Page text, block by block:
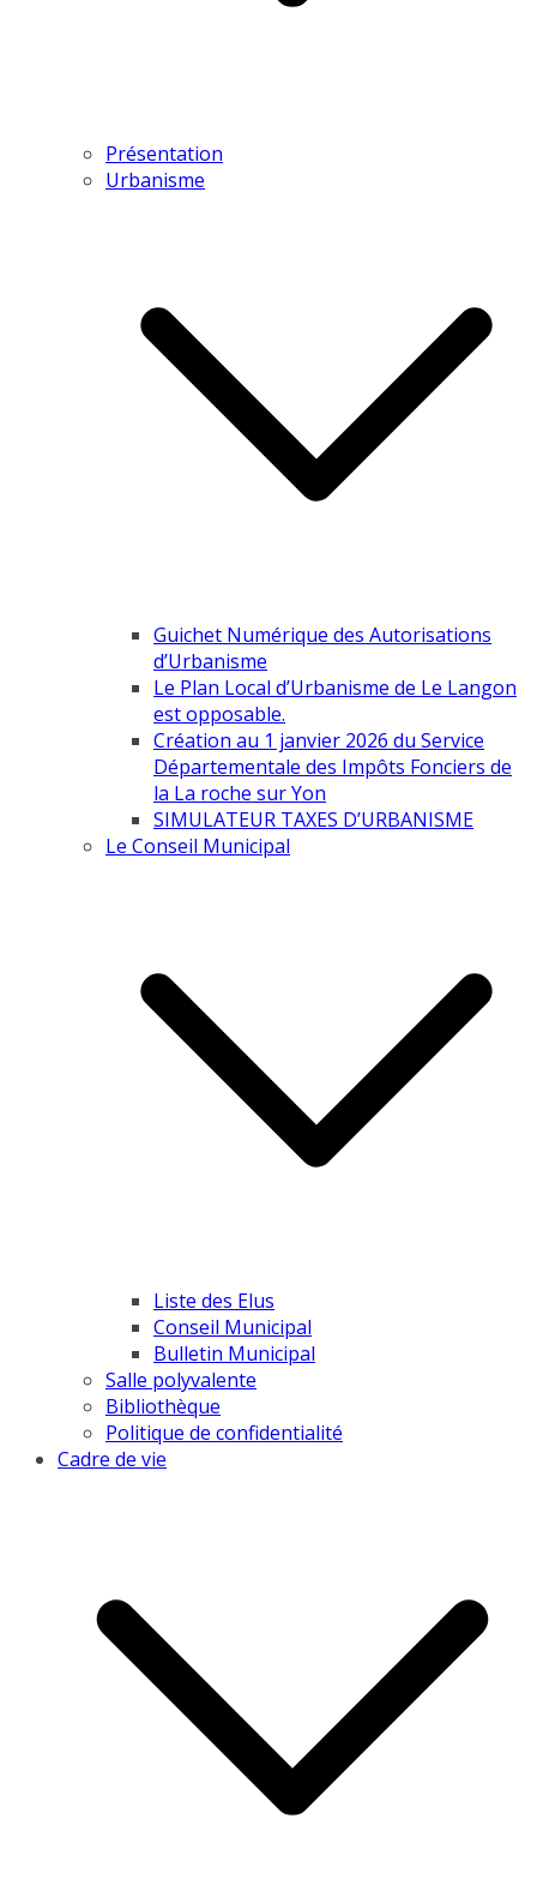
Présentation
Urbanisme
Guichet Numérique des Autorisations
d’Urbanisme
Le Plan Local d’Urbanisme de Le Langon
est opposable.
Création au 1 janvier 2026 du Service
Départementale des Impôts Fonciers de
la La roche sur Yon
SIMULATEUR TAXES D’URBANISME
Le Conseil Municipal
Liste des Elus
Conseil Municipal
Bulletin Municipal
Salle polyvalente
Bibliothèque
Politique de confidentialité
Cadre de vie